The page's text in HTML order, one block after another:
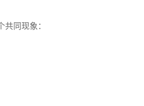
同现象：